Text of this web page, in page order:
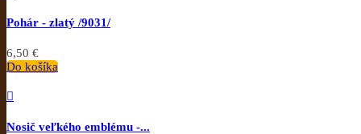
Pohár - zlatý /9031/
6,50 €
Do košíka

Nosič veľkého emblému -...